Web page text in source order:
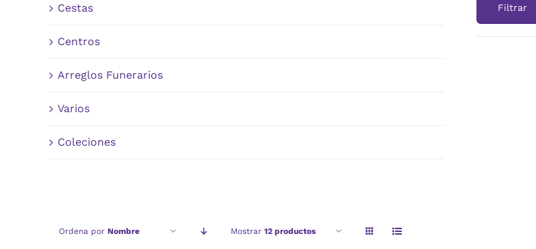
Cestas
Centros
Arreglos Funerarios
Varios
Coleciones
Filtrar
Ordena por Nombre Mostrar 12 productos